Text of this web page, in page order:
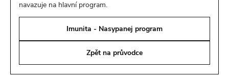
navazuje na hlavní program.
Imunita - Nasypanej program
Zpět na průvodce